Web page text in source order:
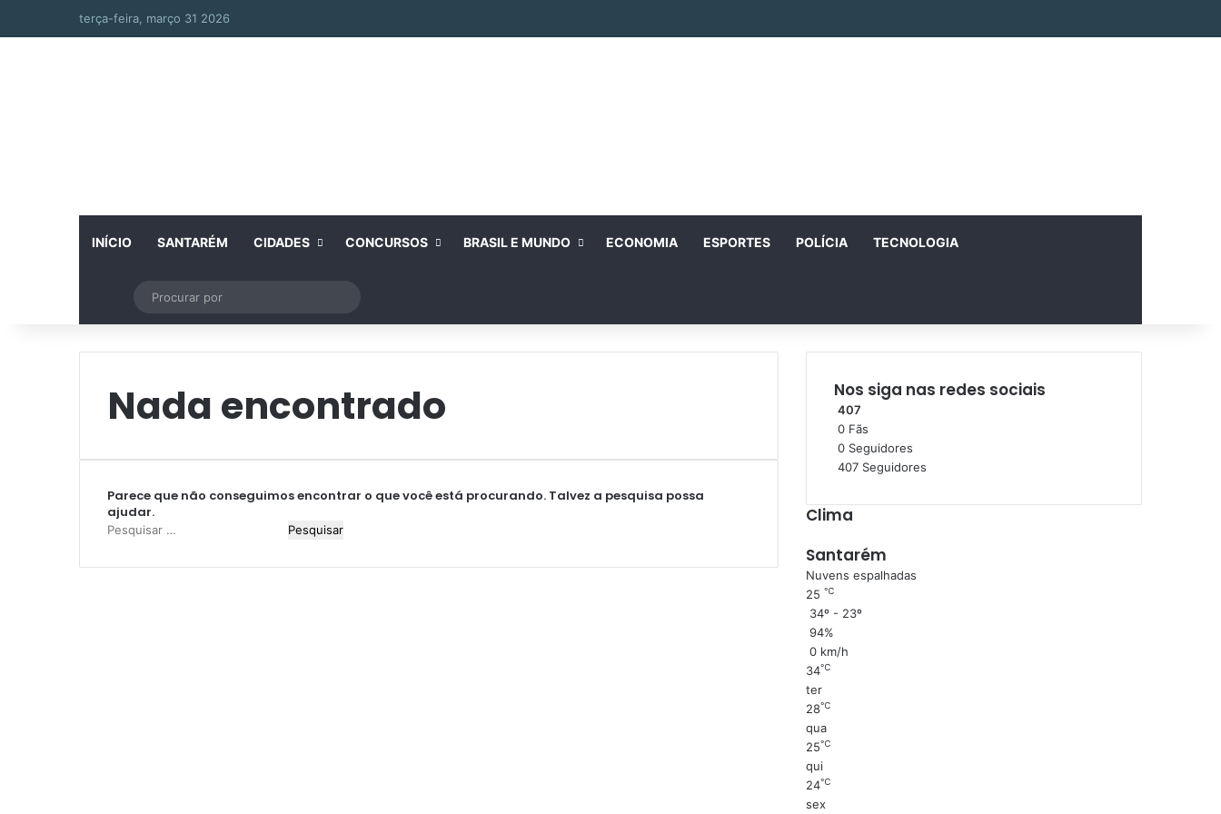
terça-feira, março 31 2026
INÍCIO SANTARÉM CIDADES CONCURSOS BRASIL E MUNDO ECONOMIA ESPORTES POLÍCIA TECNOLOGIA
Artigo aleatório
Switch skin
por
Nada encontrado
Parece que não conseguimos encontrar o que você está procurando. Talvez a pesquisa possa
ajudar.
P
s
Nos siga nas redes sociais
407
0 Fãs
0 Seguidores
407 Seguidores
Clima
Santarém
Nuvens espalhadas
25 ℃
34º - 23º
94%
0 km/h
34℃
ter
28℃
qua
25℃
qui
24℃
sex